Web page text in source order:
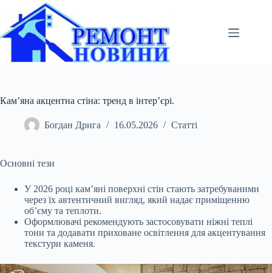
вмісту
Кам’яна акцентна стіна: тренд в інтер’єрі.
Богдан Дрига 16.05.2026 Статті
Основні тези
У 2026 році кам’яні поверхні стін стають затребуваними
через їх автентичний вигляд, який надає приміщенню
об’єму та теплоти.
Оформлювачі рекомендують застосовувати ніжні теплі
тони та додавати приховане освітлення для акцентування
текстури каменя.